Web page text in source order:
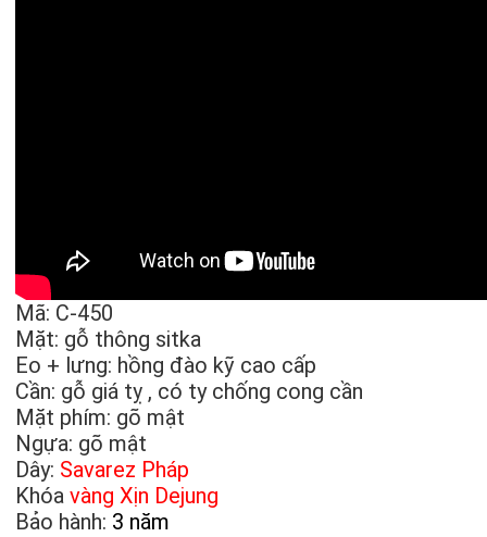
Mã: C-450
Mặt: gỗ thông sitka
Eo + lưng: hồng đào kỹ cao cấp
Cần: gỗ giá tỵ , có ty chống cong cần
Mặt phím: gõ mật
Ngựa: gõ mật
Dây: Savarez Pháp
Khóavàng Xịn Dejung
Bảo hành: 3 năm